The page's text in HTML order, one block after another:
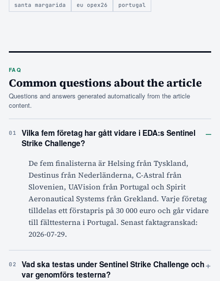
santa margarida
eu opex26 portugal
FAQ
Common questions about the article
Questions and answers generated automatically from the article
content.
01
Vilka fem företag har gått vidare i EDA:s Sentinel
Strike Challenge?
–
De fem finalisterna är Helsing från Tyskland,
Destinus från Nederländerna, C-Astral från
Slovenien, UAVision från Portugal och Spirit
Aeronautical Systems från Grekland. Varje företag
tilldelas ett förstapris på 30 000 euro och går vidare
till fälttesterna i Portugal. Senast faktagranskad:
2026-07-29.
02
Vad ska testas under Sentinel Strike Challenge och
var genomförs testerna?
+